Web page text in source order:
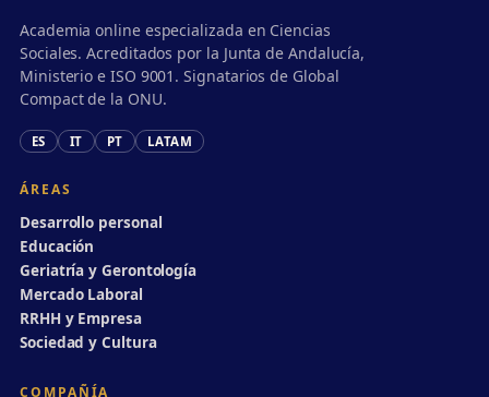
Academia online especializada en Ciencias
Sociales. Acreditados por la Junta de Andalucía,
Ministerio e ISO 9001. Signatarios de Global
Compact de la ONU.
ES IT PT LATAM
ÁREAS
Desarrollo personal
Educación
Geriatría y Gerontología
Mercado Laboral
RRHH y Empresa
Sociedad y Cultura
COMPAÑÍA